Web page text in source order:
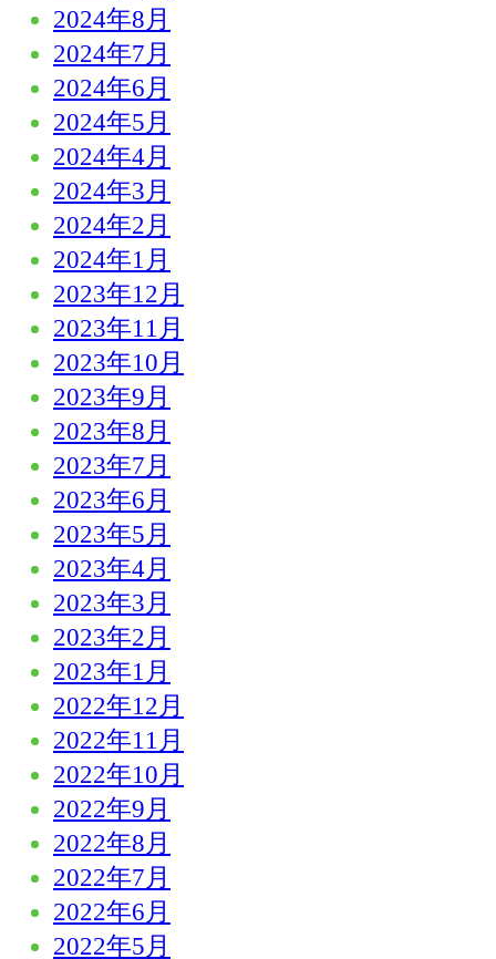
2024年8月
2024年7月
2024年6月
2024年5月
2024年4月
2024年3月
2024年2月
2024年1月
2023年12月
2023年11月
2023年10月
2023年9月
2023年8月
2023年7月
2023年6月
2023年5月
2023年4月
2023年3月
2023年2月
2023年1月
2022年12月
2022年11月
2022年10月
2022年9月
2022年8月
2022年7月
2022年6月
2022年5月